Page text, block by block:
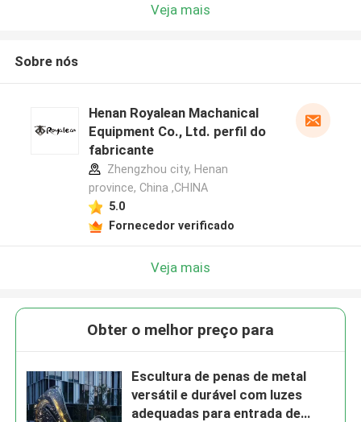
Veja mais
Sobre nós
Henan Royalean Machanical
Equipment Co., Ltd. perfil do
fabricante
Zhengzhou city, Henan
province, China ,CHINA
5.0
Fornecedor verificado
Veja mais
Obter o melhor preço para
Escultura de penas de metal
versátil e durável com luzes
adequadas para entrada de